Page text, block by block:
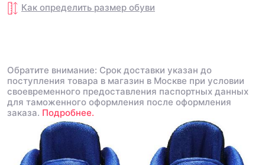
Как определить размер обуви
Обратите внимание: Срок доставки указан до
поступления товара в магазин в Москве при условии
своевременного предоставления паспортных данных
для таможенного оформления после оформления
заказа. Подробнее.